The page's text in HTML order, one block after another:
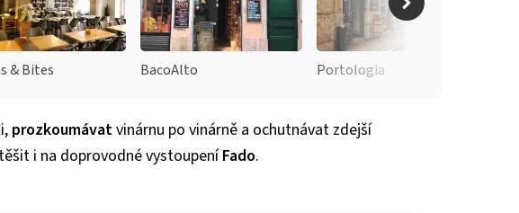
& Bites BacoAlto Portologia
prozkoumávatvinárnu po vinárně a ochutnávat zdejší
i na doprovodné vystoupeníFado.